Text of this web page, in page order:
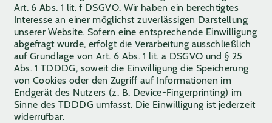
Art. 6 Abs. 1 lit. f DSGVO. Wir haben ein berechtigtes
Interesse an einer möglichst zuverlässigen Darstellung
unserer Website. Sofern eine entsprechende Einwilligung
abgefragt wurde, erfolgt die Verarbeitung ausschließlich
auf Grundlage von Art. 6 Abs. 1 lit. a DSGVO und § 25
Abs. 1 TDDDG, soweit die Einwilligung die Speicherung
von Cookies oder den Zugriff auf Informationen im
Endgerät des Nutzers (z. B. Device-Fingerprinting) im
Sinne des TDDDG umfasst. Die Einwilligung ist jederzeit
widerrufbar.